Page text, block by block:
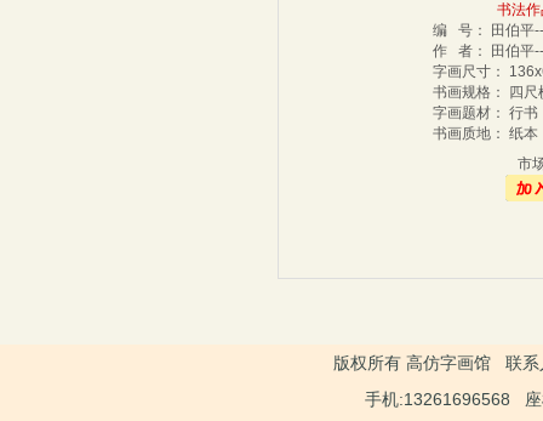
书法
编 号： 田伯平
作 者： 田伯
字画尺寸：
书画规格： 四
字画题材： 行
书画质地： 纸
市
版权所有 高仿字画馆 联
手机:13261696568